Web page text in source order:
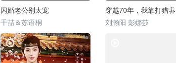
闪婚老公别太宠
千喆＆苏语桐
穿越70年，我靠打猎
刘瀚阳 彭娜莎
热门短剧